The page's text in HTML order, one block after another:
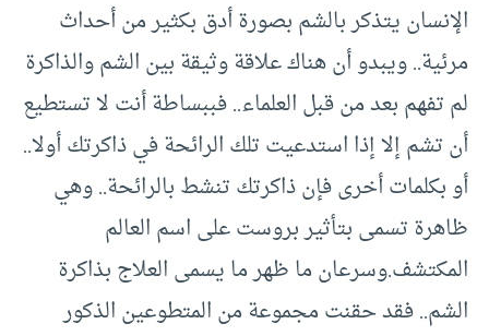
الإنسان يتذكر بالشم بصورة أدق بكثير من أحداث
مرئية.. ويبدو أن هناك علاقة وثيقة بين الشم والذاكرة
لم تفهم بعد من قبل العلماء.. فببساطة أنت لا تستطيع
أن تشم إلا إذا استدعيت تلك الرائحة في ذاكرتك أولا..
أو بكلمات أخرى فإن ذاكرتك تنشط بالرائحة.. وهي
ظاهرة تسمى بتأثير بروست على اسم العالم
المكتشف.وسرعان ما ظهر ما يسمى العلاج بذاكرة
الشم.. فقد حقنت مجموعة من المتطوعين الذكور